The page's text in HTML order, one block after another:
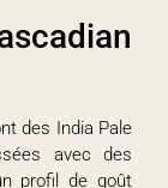
des India Pale
avec des
profil de goût